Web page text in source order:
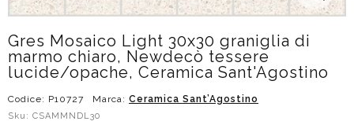
Gres Mosaico Light 30x30 graniglia di
marmo chiaro, Newdecò tessere
lucide/opache, Ceramica Sant'Agostino
Codice: P10727 Marca: Ceramica Sant’Agostino
Sku: CSAMMNDL30